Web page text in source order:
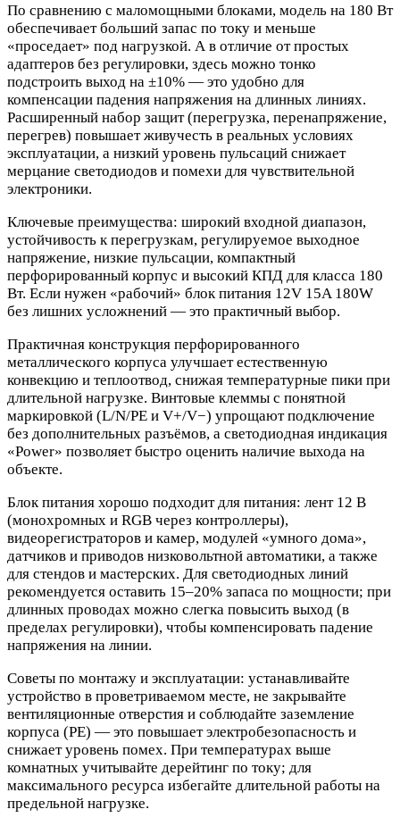
По сравнению с маломощными блоками, модель на 180 Вт
обеспечивает больший запас по току и меньше
«проседает» под нагрузкой. А в отличие от простых
адаптеров без регулировки, здесь можно тонко
подстроить выход на ±10% — это удобно для
компенсации падения напряжения на длинных линиях.
Расширенный набор защит (перегрузка, перенапряжение,
перегрев) повышает живучесть в реальных условиях
эксплуатации, а низкий уровень пульсаций снижает
мерцание светодиодов и помехи для чувствительной
электроники.
Ключевые преимущества: широкий входной диапазон,
устойчивость к перегрузкам, регулируемое выходное
напряжение, низкие пульсации, компактный
перфорированный корпус и высокий КПД для класса 180
Вт. Если нужен «рабочий» блок питания 12V 15A 180W
без лишних усложнений — это практичный выбор.
Практичная конструкция перфорированного
металлического корпуса улучшает естественную
конвекцию и теплоотвод, снижая температурные пики при
длительной нагрузке. Винтовые клеммы с понятной
маркировкой (L/N/PE и V+/V−) упрощают подключение
без дополнительных разъёмов, а светодиодная индикация
«Power» позволяет быстро оценить наличие выхода на
объекте.
Блок питания хорошо подходит для питания: лент 12 В
(монохромных и RGB через контроллеры),
видеорегистраторов и камер, модулей «умного дома»,
датчиков и приводов низковольтной автоматики, а также
для стендов и мастерских. Для светодиодных линий
рекомендуется оставить 15–20% запаса по мощности; при
длинных проводах можно слегка повысить выход (в
пределах регулировки), чтобы компенсировать падение
напряжения на линии.
Советы по монтажу и эксплуатации: устанавливайте
устройство в проветриваемом месте, не закрывайте
вентиляционные отверстия и соблюдайте заземление
корпуса (PE) — это повышает электробезопасность и
снижает уровень помех. При температурах выше
комнатных учитывайте дерейтинг по току; для
максимального ресурса избегайте длительной работы на
предельной нагрузке.